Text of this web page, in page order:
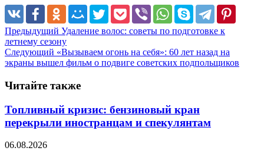
Предыдущий Удаление волос: советы по подготовке к
летнему сезону
Следующий «Вызываем огонь на себя»: 60 лет назад на
экраны вышел фильм о подвиге советских подпольщиков
Читайте также
Топливный кризис: бензиновый кран
перекрыли иностранцам и спекулянтам
06.08.2026